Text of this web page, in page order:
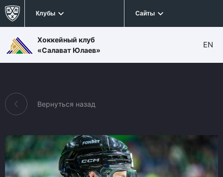
Клубы Сайты
Хоккейный клуб
«Салават Юлаев»
EN
Вернуться назад